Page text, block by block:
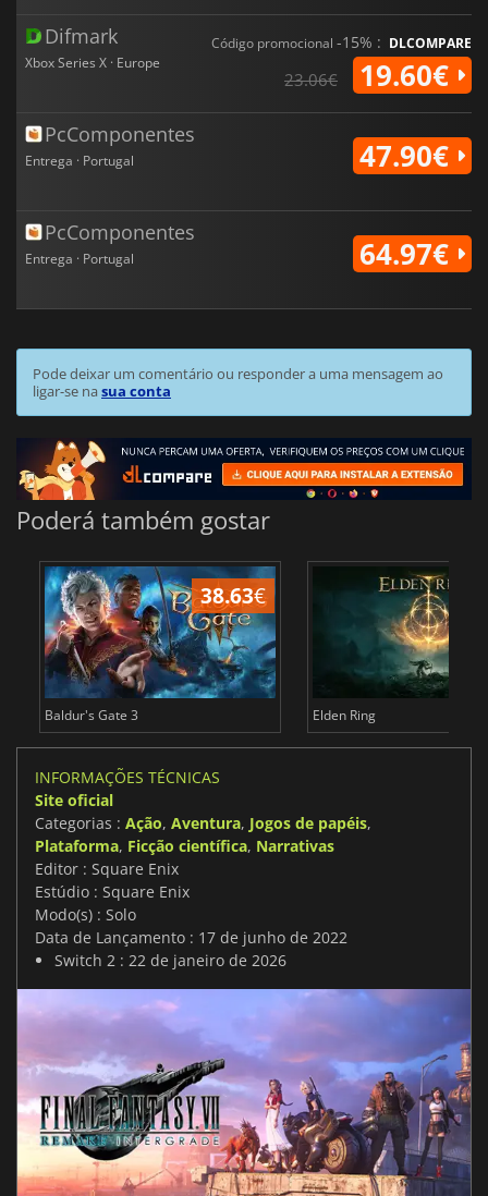
Difmark
Xbox Series X · Europe
Código promocional -15% : DLCOMPARE
23.06€ 19.60€
PcComponentes
Entrega · Portugal 47.90€
PcComponentes
Entrega · Portugal 64.97€
Pode deixar um comentário ou responder a uma mensagem ao
ligar-se nasua conta
Poderá também gostar
38.63€
Baldur's Gate 3 Elden Ring
INFORMAÇÕES TÉCNICAS
Site oficial
Categorias : Ação, Aventura, Jogos de papéis,
Plataforma, Ficção científica, Narrativas
Editor : Square Enix
Estúdio : Square Enix
Modo(s) : Solo
Data de Lançamento : 17 de junho de 2022
Switch 2 : 22 de janeiro de 2026